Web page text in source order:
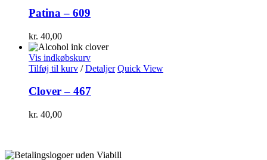
Patina – 609
kr. 40,00
Vis indkøbskurv
Tilføj til kurv / Detaljer Quick View
Clover – 467
kr. 40,00